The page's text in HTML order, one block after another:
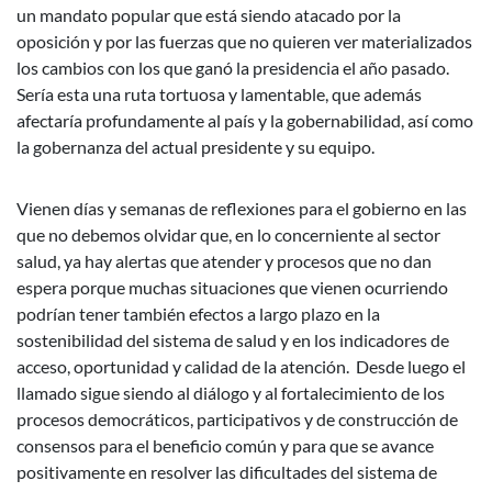
un mandato popular que está siendo atacado por la
oposición y por las fuerzas que no quieren ver materializados
los cambios con los que ganó la presidencia el año pasado.
Sería esta una ruta tortuosa y lamentable, que además
afectaría profundamente al país y la gobernabilidad, así como
la gobernanza del actual presidente y su equipo.
Vienen días y semanas de reflexiones para el gobierno en las
que no debemos olvidar que, en lo concerniente al sector
salud, ya hay alertas que atender y procesos que no dan
espera porque muchas situaciones que vienen ocurriendo
podrían tener también efectos a largo plazo en la
sostenibilidad del sistema de salud y en los indicadores de
acceso, oportunidad y calidad de la atención. Desde luego el
llamado sigue siendo al diálogo y al fortalecimiento de los
procesos democráticos, participativos y de construcción de
consensos para el beneficio común y para que se avance
positivamente en resolver las dificultades del sistema de